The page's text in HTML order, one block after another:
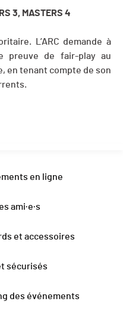
3, MASTERS 4
L’ARC demande à
preuve de fair-play au
en tenant compte de son
en ligne
ami·e·s
et accessoires
sécurisés
des événements